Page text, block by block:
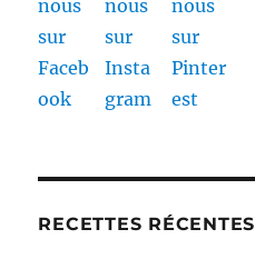
RECETTES RÉCENTES